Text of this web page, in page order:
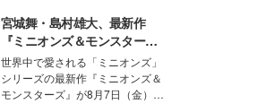
な美容の常識を大きく変える可能
性を秘めた、革新的な「Water
Capturing Skin（ウォーターキャ
プチャリングスキン：捕水肌）」
技術を、花王が構築した。
宮城舞・島村雄大、最新作
『ミニオンズ＆モンスター
ズ』の魅力熱弁 ハチャメチャ
だけじゃない“友情と絆”に感
動
世界中で愛される「ミニオンズ」
シリーズの最新作『ミニオンズ＆
モンスターズ』が8月7日（金）に